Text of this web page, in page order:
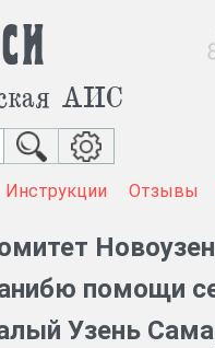
АИС
Инструкции Отзывы
помощи
Узень